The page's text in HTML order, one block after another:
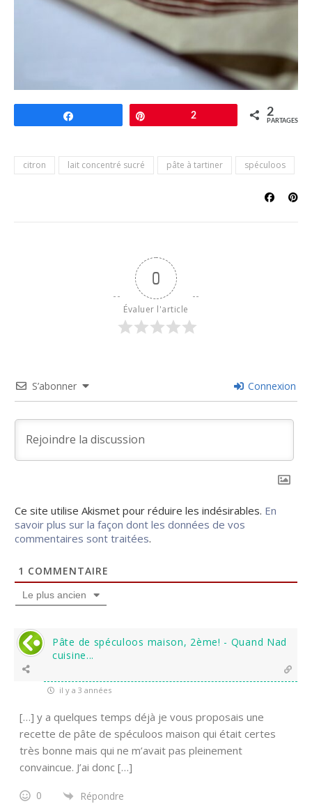
2 2
PARTAGES
citron lait concentré sucré pâte à tartiner spéculoos
0
Évaluer l'article
S’abonner Connexion
Ce site utilise Akismet pour réduire les indésirables. En
savoir plus sur la façon dont les données de vos
commentaires sont traitées.
1 COMMENTAIRE
Le plus ancien
Pâte de spéculoos maison, 2ème! - Quand Nad
cuisine...
il y a 3 années
[…] y a quelques temps déjà je vous proposais une
recette de pâte de spéculoos maison qui était certes
très bonne mais qui ne m’avait pas pleinement
convaincue. J’ai donc […]
0 Répondre